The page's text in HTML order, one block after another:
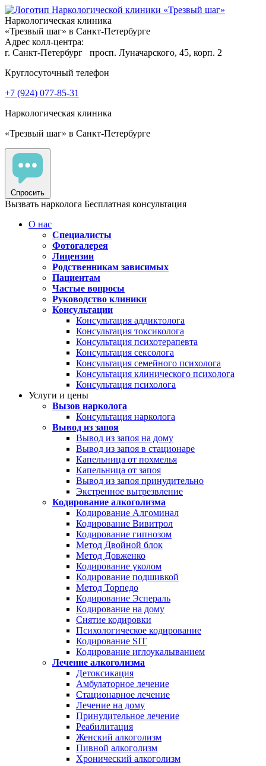
Наркологическая клиника
«Трезвый шаг» в Санкт-Петербурге
Адрес колл-центра:
г. Санкт-Петербург
просп. Луначарского, 45, корп. 2
Круглосуточный телефон
+7 (924) 077-85-31
Наркологическая клиника
«Трезвый шаг» в Санкт-Петербурге
Спросить
Вызвать нарколога Бесплатная консультация
О нас
Специалисты
Фотогалерея
Лицензии
Родственникам зависимых
Пациентам
Частые вопросы
Руководство клиники
Консультации
Консультация аддиктолога
Консультация токсиколога
Консультация психотерапевта
Консультация сексолога
Консультация семейного психолога
Консультация клинического психолога
Консультация психолога
Услуги и цены
Вызов нарколога
Консультация нарколога
Вывод из запоя
Вывод из запоя на дому
Вывод из запоя в стационаре
Капельница от похмелья
Капельница от запоя
Вывод из запоя принудительно
Экстренное вытрезвление
Кодирование алкоголизма
Кодирование Алгоминал
Кодирование Вивитрол
Кодирование гипнозом
Метод Двойной блок
Метод Довженко
Кодирование уколом
Кодирование подшивкой
Метод Торпедо
Кодирование Эспераль
Кодирование на дому
Снятие кодировки
Психологическое кодирование
Кодирование SIT
Кодирование иглоукалыванием
Лечение алкоголизма
Детоксикация
Амбулаторное лечение
Стационарное лечение
Лечение на дому
Принудительное лечение
Реабилитация
Женский алкоголизм
Пивной алкоголизм
Хронический алкоголизм